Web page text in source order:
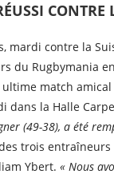
CONTRE
mardi contre la
du Rugbymania
match amical
dans la Halle
(49-38), a été
trois entraîneurs
Ybert. « Nous